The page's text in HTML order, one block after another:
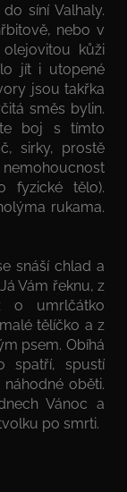
síní Valhaly.
nebo v
kůži
jít i utopené
jsou takřka
směs bylin.
boj s tímto
sirky, prostě
fyzické tělo).
rukama.
snáší chlad a
Vám řeknu, z
o umrlčátko
tělíčko a z
psem. Obíhá
spatří, spustí
oběti.
Vánoc a
po smrti.